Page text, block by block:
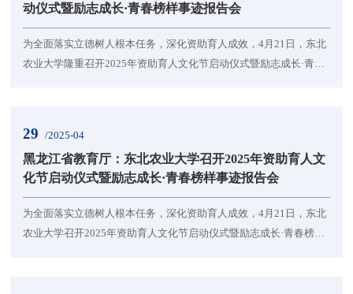
动仪式暨励志成长·青春榜样事迹报告会
为全面落实立德树人根本任务，深化资助育人成效，4月21日，东北
农业大学隆重召开2025年资助育人文化节启动仪式暨励志成长·青春
学生工作部副部长刘钊熠、校团委副书记焦文静及黑龙江省教育服
务中心相关工作人员、各学院学生资助工作专员、家...
29 /2025-04
黑龙江省教育厅：东北农业大学召开2025年资助育人文
化节启动仪式暨励志成长·青春榜样事迹报告会
为全面落实立德树人根本任务，深化资助育人成效，4月21日，东北
农业大学召开2025年资助育人文化节启动仪式暨励志成长·青春榜样